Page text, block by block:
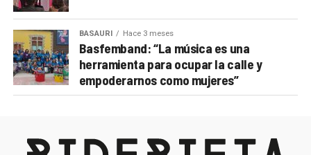
BASAURI Hace 3 meses
Basfemband: “La música es una
herramienta para ocupar la calle y
empoderarnos como mujeres”